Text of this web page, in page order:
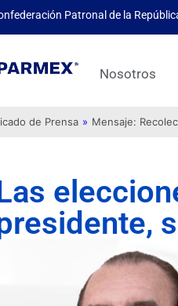
Patronal de la
Nosotros
de Prensa » Mensaje: